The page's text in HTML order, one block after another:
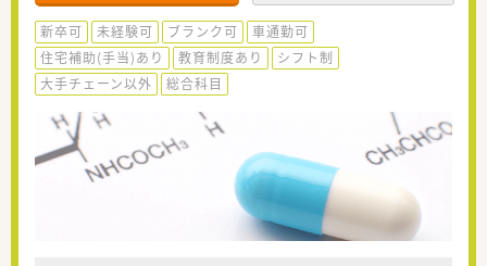
新卒可 未経験可 ブランク可
車通勤可
住宅補助(手当)あり
教育制度あり
シフト制
大手チェーン以外
総合科目